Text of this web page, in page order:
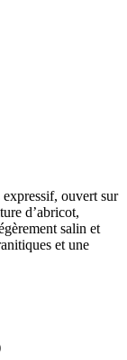
ouvert sur
d’abricot,
salin et
et une